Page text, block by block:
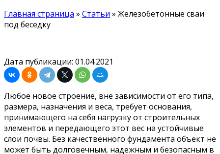
Главная страница » Статьи » Железобетонные сваи
под беседку
Дата публикации: 01.04.2021
Любое новое строение, вне зависимости от его типа,
размера, назначения и веса, требует основания,
принимающего на себя нагрузку от строительных
элементов и передающего этот вес на устойчивые
слои почвы. Без качественного фундамента объект не
может быть долговечным, надежным и безопасным в